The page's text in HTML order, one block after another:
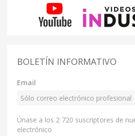
BOLETÍN INFORMATIVO
Email
Únase a los 2 720 suscriptores de
electrónico